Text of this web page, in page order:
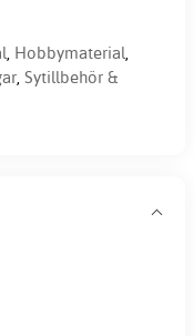
, Hobbymaterial,
, Sytillbehör &